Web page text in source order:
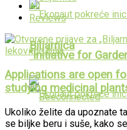
"Initiative for
Biljarnica
All
Reviews
Applications are open
studying medicinal
Ukoliko želite da upoznate
se biljke beru i suše, kako